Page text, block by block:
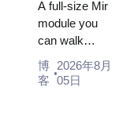
俄罗斯最大
的太空展览
馆内景
A full-size Mir
module you
can walk
through, the
Energia–
博
客
2026年8月
05日